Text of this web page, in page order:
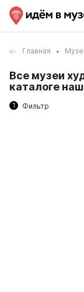
Главная
Все музеи
каталоге
1 Фильтр